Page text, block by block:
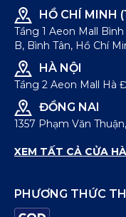
HỒ CHÍ MINH
Tầng 1 Aeon Mall
B, Bình Tân, Hồ Chí
HÀ NỘI
Tầng 2 Aeon Mall Hà
ĐỒNG NAI
1357 Phạm Văn
XEM TẤT CẢ CỬA
PHƯƠNG THỨC